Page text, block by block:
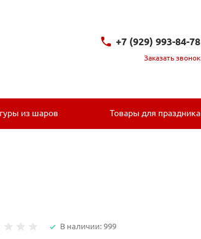
+7 (929) 993-84-78
Пн-Вс 9:30-20:00
Заказать звонок
из шаров Товары для праздника
В наличии: 999